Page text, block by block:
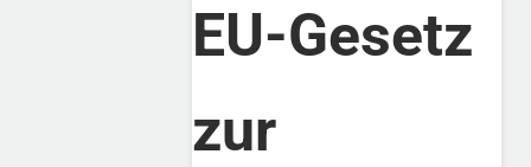
EU-Gesetz
zur